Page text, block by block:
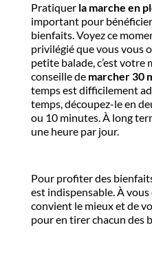
Pratiquer la marche en
important pour
bienfaits. Voyez ce
privilégié que vous vous
petite balade, c’est votre
conseille de marcher 30
temps est difficilement
temps, découpez-le en
ou 10 minutes. À long
une heure par jour.
Pour profiter des
est indispensable. À
convient le mieux et de
pour en tirer chacun des